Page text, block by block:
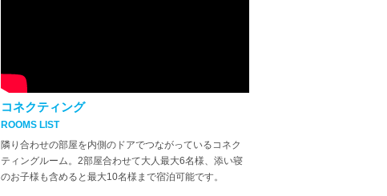
コネクティング
ROOMS LIST
隣り合わせの部屋を内側のドアでつながっているコネク
ティングルーム。2部屋合わせて大人最大6名様、添い寝
のお子様も含めると最大10名様まで宿泊可能です。